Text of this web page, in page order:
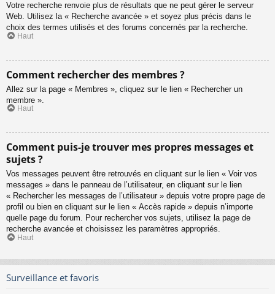
Votre recherche renvoie plus de résultats que ne peut gérer le serveur
Web. Utilisez la « Recherche avancée » et soyez plus précis dans le
choix des termes utilisés et des forums concernés par la recherche.
Haut
Comment rechercher des membres ?
Allez sur la page « Membres », cliquez sur le lien « Rechercher un
membre ».
Haut
Comment puis-je trouver mes propres messages et
sujets ?
Vos messages peuvent être retrouvés en cliquant sur le lien « Voir vos
messages » dans le panneau de l’utilisateur, en cliquant sur le lien
« Rechercher les messages de l’utilisateur » depuis votre propre page de
profil ou bien en cliquant sur le lien « Accès rapide » depuis n’importe
quelle page du forum. Pour rechercher vos sujets, utilisez la page de
recherche avancée et choisissez les paramètres appropriés.
Haut
Surveillance et favoris